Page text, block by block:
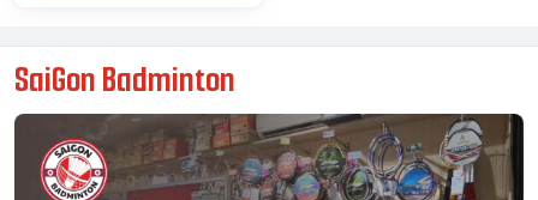
SaiGon Badminton